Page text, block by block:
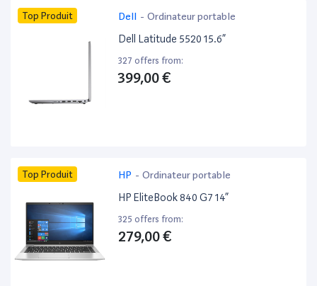
Top Produit Dell - Ordinateur portable
Dell Latitude 5520 15.6”
327 offers from:
399,00 €
Top Produit HP - Ordinateur portable
HP EliteBook 840 G7 14”
325 offers from:
279,00 €